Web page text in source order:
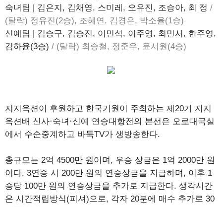
숙녀팀 | 김은지, 김채영, 스미레, 오유진, 조승아, 최 정 /
(탈락) 정유진(2승), 조혜연, 김경은, 박소율(1승)
신예팀 | 김승구, 김승진, 이민석, 이주영, 최민서, 한주영,
김하윤(3승) / (탈락) 최승철, 정준우, 윤서원(4승)
지지옥션이 후원하고 한국기원이 주최하는 제20기 지지
옥션배 신사·숙녀·신예 연승대항전의 본선은 오로대국실
에서 수순중계하고 바둑TV가 생방송한다.
총규모는 2억 4500만 원이며, 우승 상금은 1억 2000만 원
이다. 3연승 시 200만 원의 연승상금을 지급하며, 이후 1
승당 100만 원의 연승상금을 추가로 지급한다. 생각시간
은 시간적립방식(피셔)으로, 각자 20분에 매수 추가로 30